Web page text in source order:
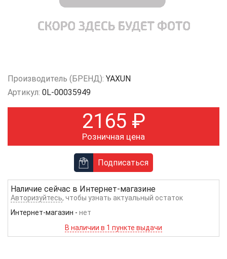
Производитель (БРЕНД): YAXUN
Артикул: 0L-00035949
2165 ₽
Розничная цена
Подписаться
Наличие сейчас в Интернет-магазине
Авторизуйтесь, чтобы узнать актуальный остаток
Интернет-магазин - нет
В наличии в 1 пункте выдачи